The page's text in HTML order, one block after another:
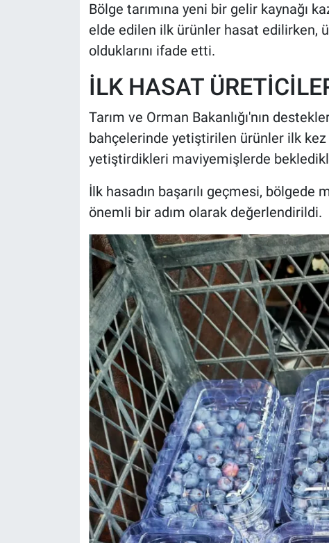
Bölge tarımına yeni bir gelir kaynağı
elde edilen ilk ürünler hasat edilirken,
olduklarını ifade etti.
İLK HASAT
Tarım ve Orman Bakanlığı'nın
bahçelerinde yetiştirilen ürünler ilk
yetiştirdikleri maviyemişlerde
İlk hasadın başarılı geçmesi, bölgede
önemli bir adım olarak değerlendirildi.